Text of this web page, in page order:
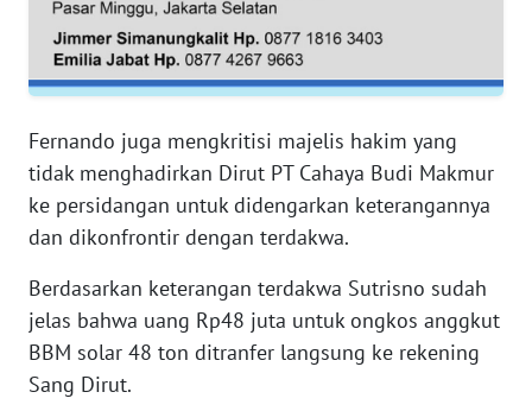
Fernando juga mengkritisi majelis hakim yang
tidak menghadirkan Dirut PT Cahaya Budi Makmur
ke persidangan untuk didengarkan keterangannya
dan dikonfrontir dengan terdakwa.
Berdasarkan keterangan terdakwa Sutrisno sudah
jelas bahwa uang Rp48 juta untuk ongkos anggkut
BBM solar 48 ton ditranfer langsung ke rekening
Sang Dirut.
RIAU
SERAMBI
WN
JAMBI
WN
SULTRA
NTB